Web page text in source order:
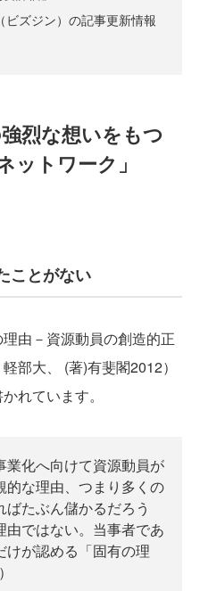
ズジン）の記事更新情報
烈な想いをもつ
ットワーク」
ことがない
由－資源動員の創造的正
部大、 (著)有斐閣2012）
れています。
業化へ向けて資源動員が
的な理由、つまり多くの
たぶん儲かるだろう
ではない。当事者であ
けが認める「固有の理